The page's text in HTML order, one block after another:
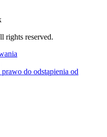
rights reserved.
do odstąpienia od